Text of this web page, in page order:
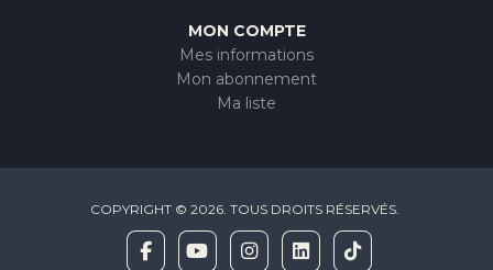
MON COMPTE
Mes informations
Mon abonnement
Ma liste
COPYRIGHT © 2026. TOUS DROITS RÉSERVÉS.